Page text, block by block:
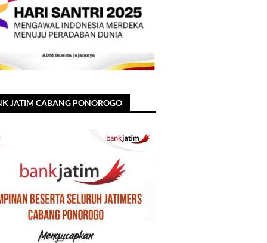
JATIM CABANG PONOROGO